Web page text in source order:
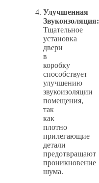
Улучшенная
Звукоизоляция:
Тщательное
установка
двери
в
коробку
способствует
улучшению
звукоизоляции
помещения,
так
как
плотно
прилегающие
детали
предотвращают
проникновение
шума.